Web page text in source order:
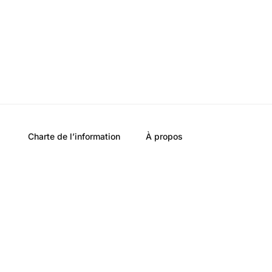
Charte de l’information À propos